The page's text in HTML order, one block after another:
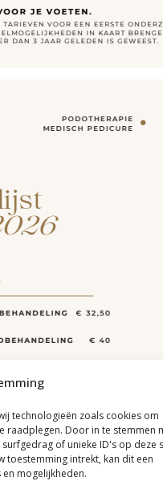
technologieën zoals cookies om
raadplegen. Door in te stemmen
of unieke ID's op deze
toestemming intrekt, kan dit een
mogelijkheden.